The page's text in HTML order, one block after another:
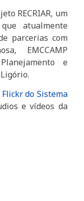
RECRIAR, um
atualmente
parcerias com
EMCCAMP
e
Flickr do Sistema
e vídeos da